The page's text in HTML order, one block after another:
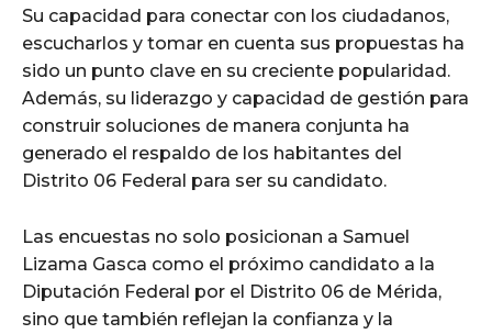
Su capacidad para conectar con los ciudadanos,
escucharlos y tomar en cuenta sus propuestas ha
sido un punto clave en su creciente popularidad.
Además, su liderazgo y capacidad de gestión para
construir soluciones de manera conjunta ha
generado el respaldo de los habitantes del
Distrito 06 Federal para ser su candidato.
Las encuestas no solo posicionan a Samuel
Lizama Gasca como el próximo candidato a la
Diputación Federal por el Distrito 06 de Mérida,
sino que también reflejan la confianza y la